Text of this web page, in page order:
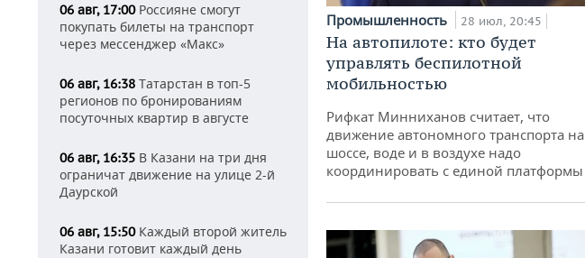
06 авг, 17:00Россияне смогут
покупать билеты на транспорт
через мессенджер «Макс»
06 авг, 16:38 Татарстан в топ-5
регионов по бронированиям
посуточных квартир в августе
06 авг, 16:35 В Казани на три дня
ограничат движение на улице 2-й
Даурской
06 авг, 15:50Каждый второй житель
Казани готовит каждый день
Промышленность 28 июл, 20:45
На автопилоте: кто будет
управлять беспилотной
мобильностью
Рифкат Минниханов считает, что
движение автономного транспорта на
шоссе, воде и в воздухе надо
координировать с единой платформы